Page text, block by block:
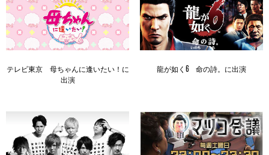
テレビ東京 母ちゃんに逢いたい！に
出演
龍が如く6 命の詩。に出演